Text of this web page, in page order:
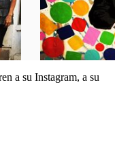
a su Instagram, a su